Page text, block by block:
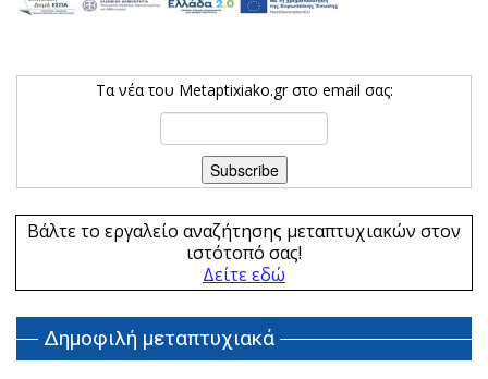
Τα νέα του Metaptixiako.gr στο email σας:
Βάλτε το εργαλείο αναζήτησης μεταπτυχιακών στον
ιστότοπό σας!
Δείτε εδώ
Δημοφιλή μεταπτυχιακά